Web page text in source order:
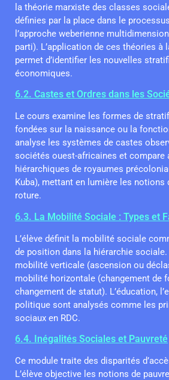
la théorie marxiste des classes
définies par la place dans le
l’approche weberienne
parti). L’application de ces théories
permet d’identifier les nouvelles
économiques.
6.2. Castes et Ordres dans les
Le cours examine les formes de
fondées sur la naissance ou la
analyse les systèmes de castes
sociétés ouest-africaines et compare
hiérarchiques de royaumes
Kuba), mettant en lumière les notions
roture.
6.3. La Mobilité Sociale : Types et
L’élève définit la mobilité sociale
de position dans la hiérarchie
mobilité verticale (ascension ou
mobilité horizontale (changement de
changement de statut). L’éducation,
politique sont analysés comme les
sociaux en RDC.
6.4. Inégalités Sociales et Pauvreté
Ce module traite des disparités
L’élève objective les notions de